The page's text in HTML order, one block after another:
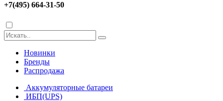
+7(495) 664-31-50
Новинки
Бренды
Распродажа
Аккумуляторные батареи
ИБП(UPS)